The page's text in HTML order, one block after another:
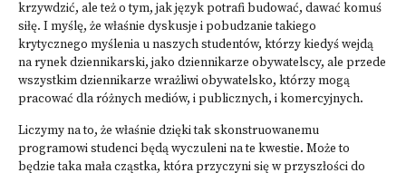
krzywdzić, ale też o tym, jak język potrafi budować, dawać komuś
siłę. I myślę, że właśnie dyskusje i pobudzanie takiego
krytycznego myślenia u naszych studentów, którzy kiedyś wejdą
na rynek dziennikarski, jako dziennikarze obywatelscy, ale przede
wszystkim dziennikarze wrażliwi obywatelsko, którzy mogą
pracować dla różnych mediów, i publicznych, i komercyjnych.
Liczymy na to, że właśnie dzięki tak skonstruowanemu
programowi studenci będą wyczuleni na te kwestie. Może to
będzie taka mała cząstka, która przyczyni się w przyszłości do